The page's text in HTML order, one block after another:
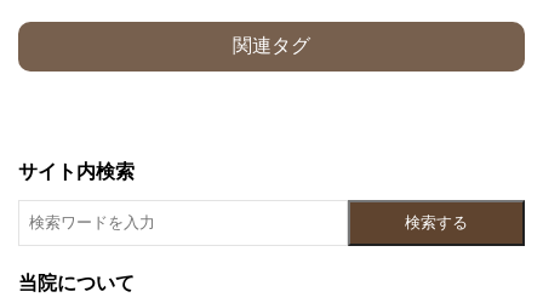
関連タグ
サイト内検索
検索する
当院について